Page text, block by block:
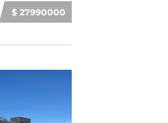
$ 27990000